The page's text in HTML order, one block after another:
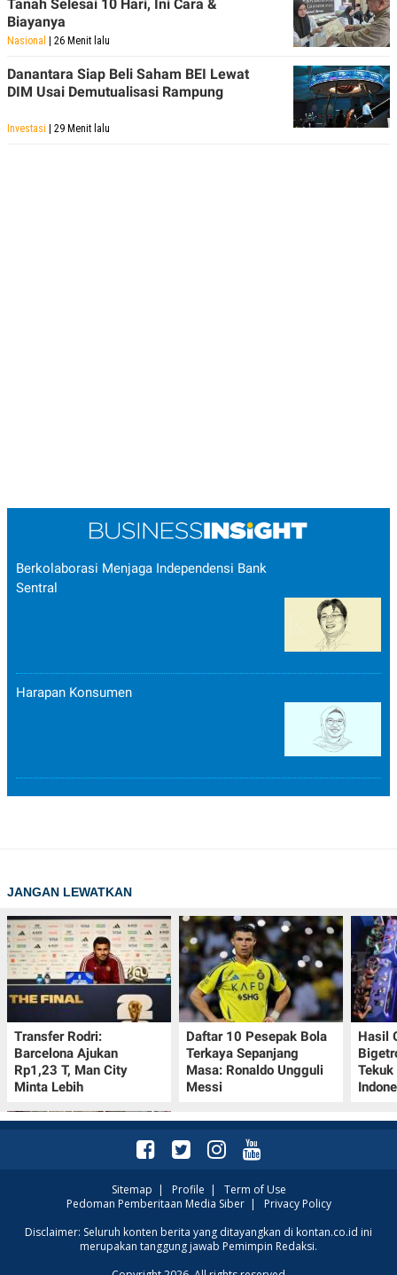
Tanah Selesai 10 Hari, Ini Cara &
Biayanya
Nasional | 26 Menit lalu
Danantara Siap Beli Saham BEI Lewat
DIM Usai Demutualisasi Rampung
Investasi | 29 Menit lalu
Berkolaborasi Menjaga Independensi Bank
Sentral
Harapan Konsumen
JANGAN LEWATKAN
Transfer Rodri:
Barcelona Ajukan
Rp1,23 T, Man City
Minta Lebih
Daftar 10 Pesepak Bola
Terkaya Sepanjang
Masa: Ronaldo Ungguli
Messi
Hasil
Kalender Lunar China
10-16 Agustus 2026:
Sitemap | Profile | Term of Use
Pedoman Pemberitaan Media Siber| Privacy Policy
Disclaimer: Seluruh konten berita yang ditayangkan di kontan.co.id ini
merupakan tanggung jawab Pemimpin Redaksi.